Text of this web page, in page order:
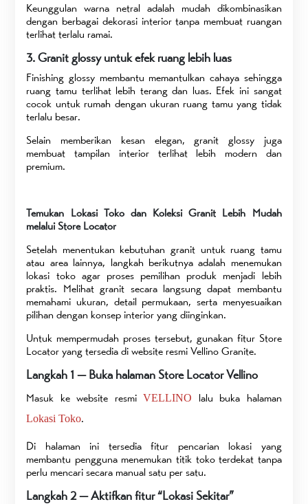
Keunggulan warna netral adalah mudah dikombinasikan
dengan berbagai dekorasi interior tanpa membuat ruangan
terlihat terlalu ramai.
3. Granit glossy untuk efek ruang lebih luas
Finishing glossy membantu memantulkan cahaya sehingga
ruang tamu terlihat lebih terang dan luas. Efek ini sangat
cocok untuk rumah dengan ukuran ruang tamu yang tidak
terlalu besar.
Selain memberikan kesan elegan, granit glossy juga
membuat tampilan interior terlihat lebih modern dan
premium.
Temukan Lokasi Toko dan Koleksi Granit Lebih Mudah
melalui Store Locator
Setelah menentukan kebutuhan granit untuk ruang tamu
atau area lainnya, langkah berikutnya adalah menemukan
lokasi toko agar proses pemilihan produk menjadi lebih
praktis. Melihat granit secara langsung dapat membantu
memahami ukuran, detail permukaan, serta menyesuaikan
pilihan dengan konsep interior yang diinginkan.
Untuk mempermudah proses tersebut, gunakan fitur Store
Locator yang tersedia di website resmi Vellino Granite.
Langkah 1 — Buka halaman Store Locator Vellino
Masuk ke website resmiVELLINO lalu buka halaman
Lokasi Toko.
Di halaman ini tersedia fitur pencarian lokasi yang
membantu pengguna menemukan titik toko terdekat tanpa
perlu mencari secara manual satu per satu.
Langkah 2 — Aktifkan fitur “Lokasi Sekitar”